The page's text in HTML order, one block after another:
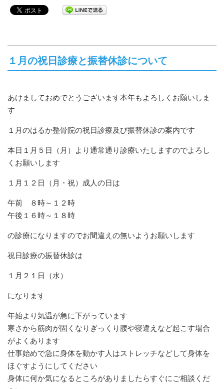
１月の祝日診療と振替休診について
あけましておめでとうございます本年もよろしくお願いしま
す
１月のはるか整骨院の祝日診療及び振替休診の案内です
本日１月５日（月）より通常通り診療いたしますのでよろし
くお願いします
１月１２日（月・祝）成人の日は
午前 ８時～１２時
午後１６時～１８時
の診療になりますのでお間違えの無いようお願いします
祝日診療の振替休診は
１月２１日（水）
になります
年始より気温が急に下がっています
寒さから筋肉が固くなりぎっくり腰や寝違えなど起こす場合
がよくあります
仕事始めで急に身体を動かす人はストレッチなどして身体を
ほぐすようにしてください
身体に何か気になるところがありましたらすぐにご相談くだ